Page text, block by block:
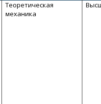
Теоретическая
механика